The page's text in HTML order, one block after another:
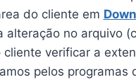
do cliente em
alteração no arquivo
verificar a
pelos